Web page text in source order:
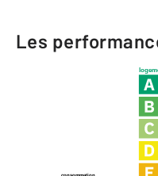
Les
consommation